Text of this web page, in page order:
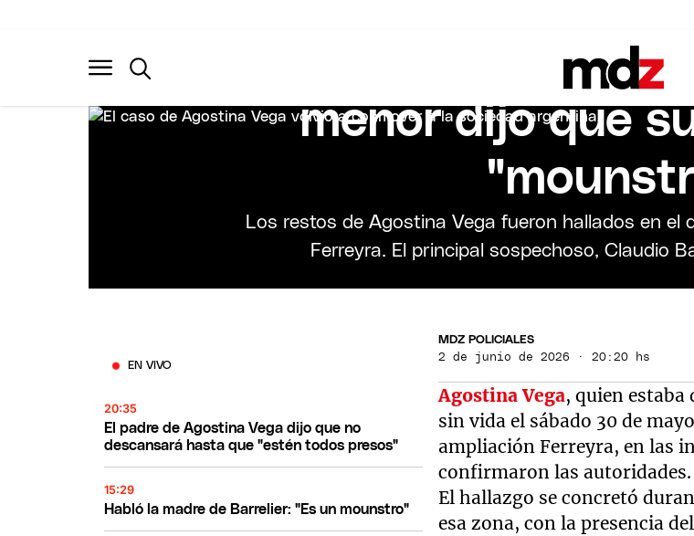
único acusado por el
menor dijo que
Los restos de Agostina Vega fueron hallados en el
Ferreyra. El principal sospechoso, Claudio
EN VIVO
20:35
El padre de Agostina Vega dijo que no
descansará hasta que "estén todos presos"
15:29
Habló la madre de Barrelier: "Es un mounstro"
MDZ POLICIALES
2 de junio de 2026 · 20:20 hs
Agostina Vega, quien estaba
sin vida el sábado 30 de
ampliación Ferreyra, en las
confirmaron las autoridades.
El hallazgo se concretó
esa zona, con la presencia